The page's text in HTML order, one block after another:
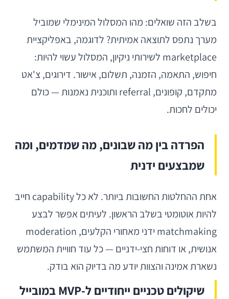
בשלב הזה שואלים: מהו המסלול המינימלי שמוביל
מערך נתפס לתוצאה אמיתית? לדוגמה, באפליקציית
marketplace לשירותי ניקיון, המסלול עשוי להיות:
חיפוש, התאמה, הזמנה, תשלום, אישור. דירוגים, צ'אט
מתקדם, קופונים, referral ותוכנית נאמנות — כולם
יכולים לחכות.
הפרדה בין מה שבונים, מה שמדמים, ומה
שמבצעים ידנית
אחת ההחלטות החשובות ביותר. לא כל capability חייב
להיות אוטומטי בשלב הראשון. לעיתים אפשר לבצע
matchmaking ידני מאחורי הקלעים, moderation
אנושית, או דוחות חצי-ידניים — כל עוד חוויית המשתמש
נשארת אמינה והצוות יודע מה בדיוק הוא בודק.
שיקולים טכניים ייחודיים ל-MVP במובייל